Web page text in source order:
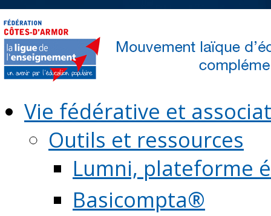
Vie fédérative et
Outils et ressources
Lumni, plateforme
Basicompta®